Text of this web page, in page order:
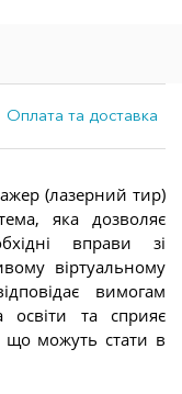
Оплата та доставка
(лазерний тир)
яка дозволяє
вправи зі
віртуальному
вимогам
освіти та сприяє
можуть стати в